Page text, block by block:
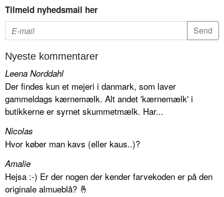
Tilmeld nyhedsmail her
Nyeste kommentarer
Leena Norddahl
Der findes kun et mejeri i danmark, som laver
gammeldags kærnemælk. Alt andet 'kærnemælk' i
butikkerne er syrnet skummetmælk. Har...
Nicolas
Hvor køber man kavs (eller kaus..)?
Amalie
Hejsa :-) Er der nogen der kender farvekoden er på den
originale almueblå? 🤞